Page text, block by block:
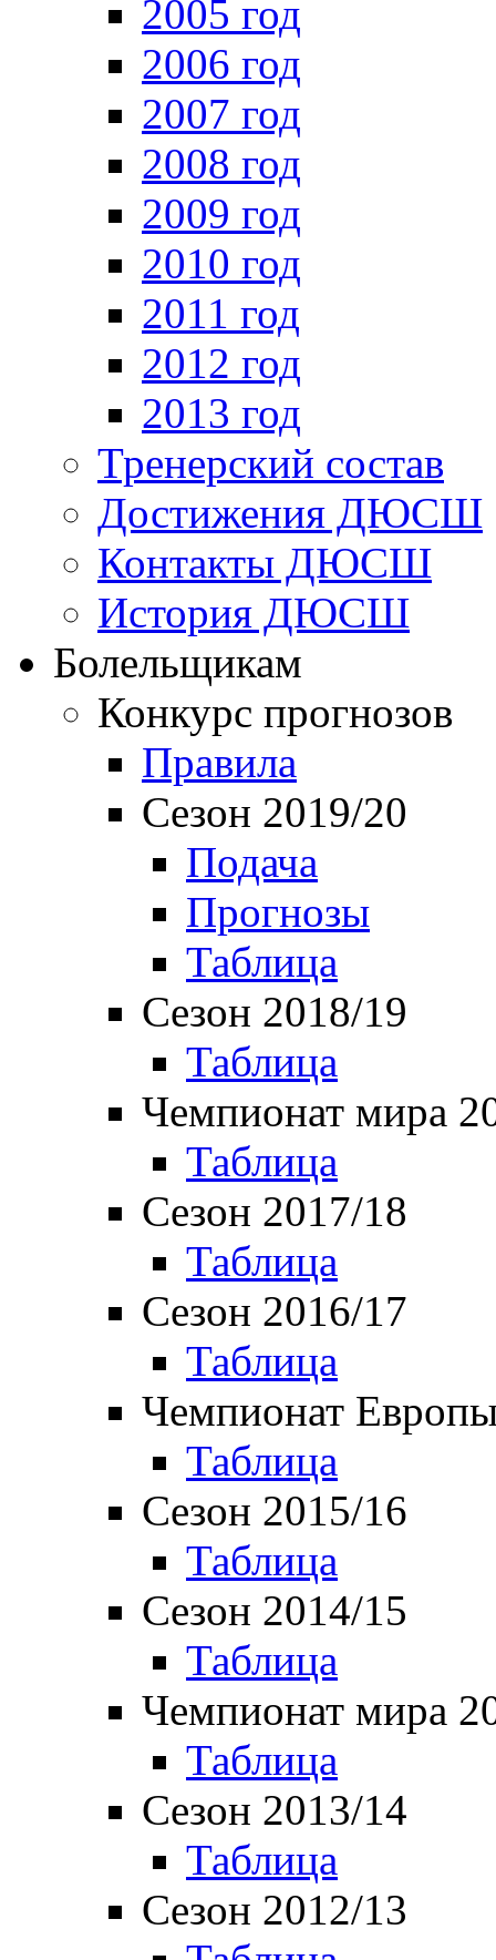
2005 год
2006 год
2007 год
2008 год
2009 год
2010 год
2011 год
2012 год
2013 год
Тренерский состав
Достижения ДЮСШ
Контакты ДЮСШ
История ДЮСШ
Болельщикам
Конкурс прогнозов
Правила
Сезон 2019/20
Подача
Прогнозы
Таблица
Сезон 2018/19
Таблица
Чемпионат мира
Таблица
Сезон 2017/18
Таблица
Сезон 2016/17
Таблица
Чемпионат
Таблица
Сезон 2015/16
Таблица
Сезон 2014/15
Таблица
Чемпионат мира
Таблица
Сезон 2013/14
Таблица
Сезон 2012/13